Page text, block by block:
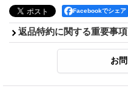
Facebookでシェア
返品特約に関する重要事項